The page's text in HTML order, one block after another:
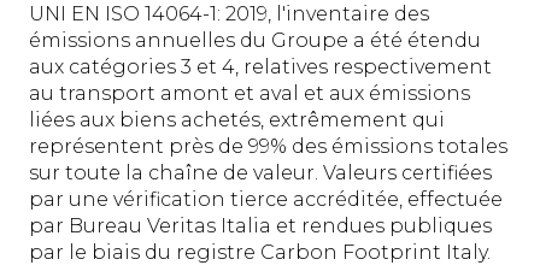
UNI EN ISO 14064-1: 2019, l'inventaire des
émissions annuelles du Groupe a été étendu
aux catégories 3 et 4, relatives respectivement
au transport amont et aval et aux émissions
liées aux biens achetés, extrêmement qui
représentent près de 99% des émissions totales
sur toute la chaîne de valeur. Valeurs certifiées
par une vérification tierce accréditée, effectuée
par Bureau Veritas Italia et rendues publiques
par le biais du registre Carbon Footprint Italy.